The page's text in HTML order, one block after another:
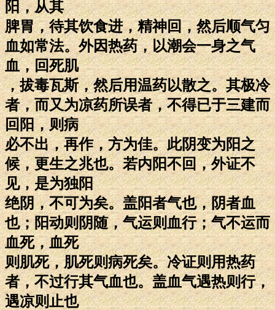
阳，从其
脾胃，待其饮食进，精神回，然后顺气匀
血如常法。外因热药，以潮会一身之气
血，回死肌
，拔毒瓦斯，然后用温药以散之。其极冷
者，而又为凉药所误者，不得已于三建而
回阳，则病
必不出，再作，方为佳。此阴变为阳之
候，更生之兆也。若内阳不回，外证不
见，是为独阳
绝阴，不可为矣。盖阳者气也，阴者血
也；阳动则阴随，气运则血行；气不运而
血死，血死
则肌死，肌死则病死矣。冷证则用热药
者，不过行其气血也。盖血气遇热则行，
遇凉则止也